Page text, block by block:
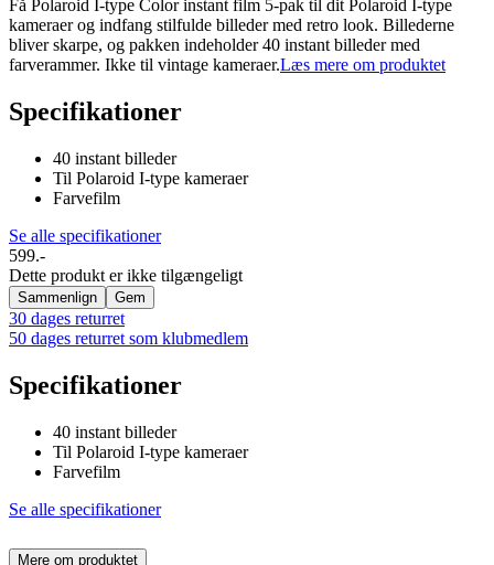
Få Polaroid I-type Color instant film 5-pak til dit Polaroid I-type
kameraer og indfang stilfulde billeder med retro look. Billederne
bliver skarpe, og pakken indeholder 40 instant billeder med
farverammer. Ikke til vintage kameraer.Læs mere om produktet
Specifikationer
40 instant billeder
Til Polaroid I-type kameraer
Farvefilm
Se alle specifikationer
599.-
Dette produkt er ikke tilgængeligt
Sammenlign Gem
30 dages returret
50 dages returret som klubmedlem
Specifikationer
40 instant billeder
Til Polaroid I-type kameraer
Farvefilm
Se alle specifikationer
Mere om produktet